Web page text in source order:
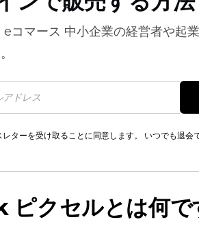
eコマース 中小企業の経営者や起
ターを受け取ることに同意します。 いつでも退会
ピクセルとは何で